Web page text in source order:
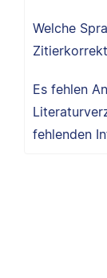
Welche
Es fehlen
fehlenden